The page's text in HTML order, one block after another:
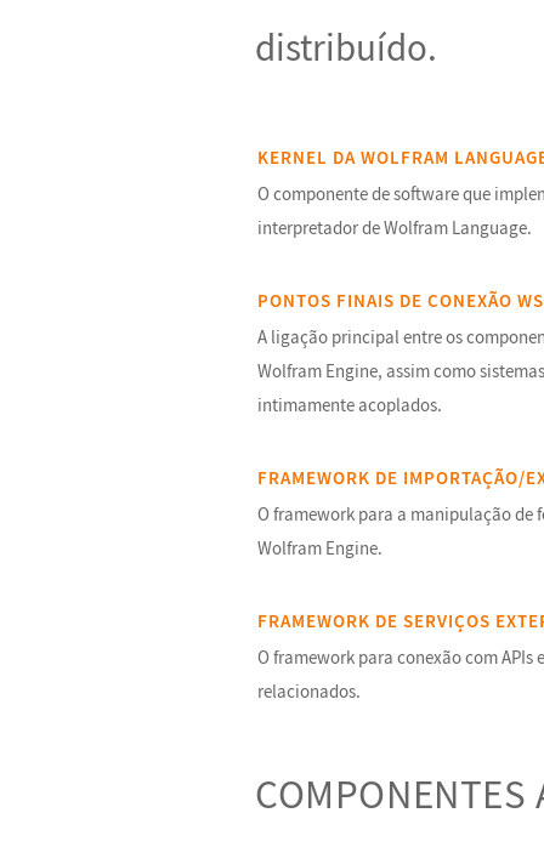
distribuído.
KERNEL DA WOLFRAM
O componente de software que
interpretador de Wolfram Language.
PONTOS FINAIS DE CONEXÃO
A ligação principal entre os
Wolfram Engine, assim como
intimamente acoplados.
FRAMEWORK DE IMPORTAÇÃO/
O framework para a manipulação de
Wolfram Engine.
FRAMEWORK DE SERVIÇOS
O framework para conexão com APIs
relacionados.
COMPONENTES